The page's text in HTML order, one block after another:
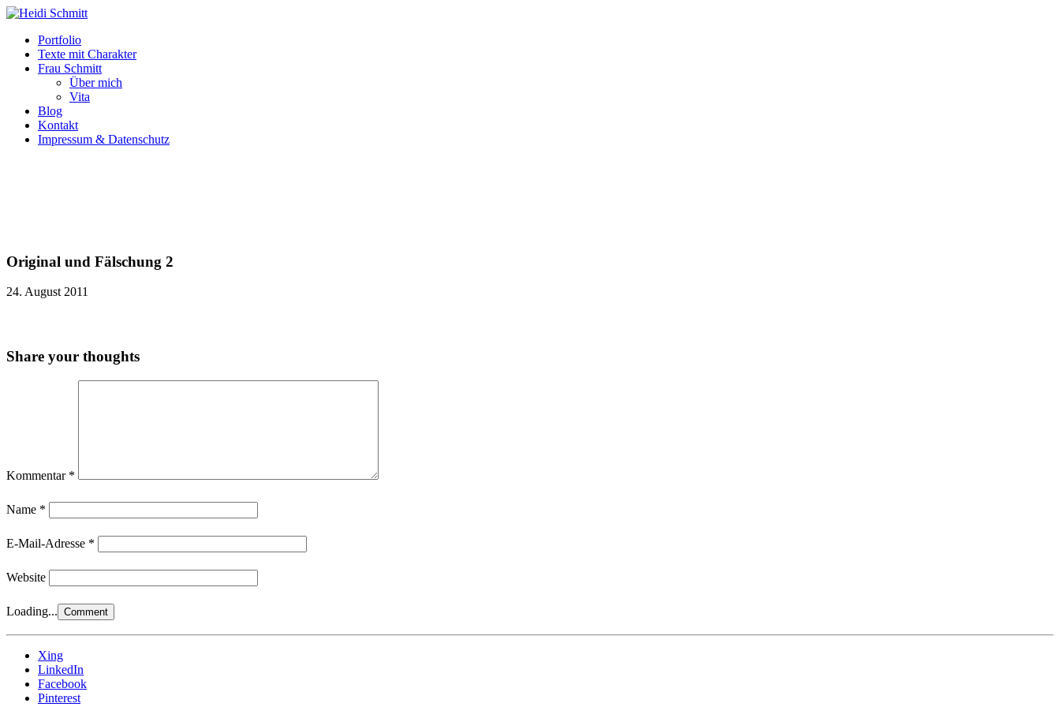
Portfolio
Texte mit Charakter
Frau Schmitt
Über mich
Vita
Blog
Kontakt
Impressum & Datenschutz
Original und Fälschung 2
24. August 2011
Share your thoughts
Kommentar *
Name *
E-Mail-Adresse *
Website
Loading...
Xing
LinkedIn
Facebook
Pinterest